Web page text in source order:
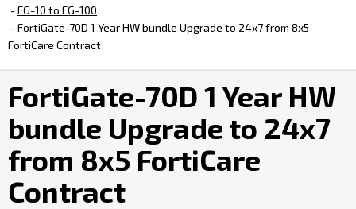
Как
заказать
и
оплата
Контакты
-FG-10 to FG-100
-FortiGate-70D 1 Year HW bundle Upgrade to 24x7 from 8x5
FortiCare Contract
FortiGate-70D 1 Year HW
bundle Upgrade to 24x7
from 8x5 FortiCare
Contract